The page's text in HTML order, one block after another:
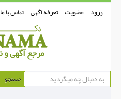
ورود عضویت تعرفه آگهی تماس با ما
دکورنما
جستجو